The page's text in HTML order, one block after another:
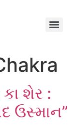
શેર :
ઉસ્માન”